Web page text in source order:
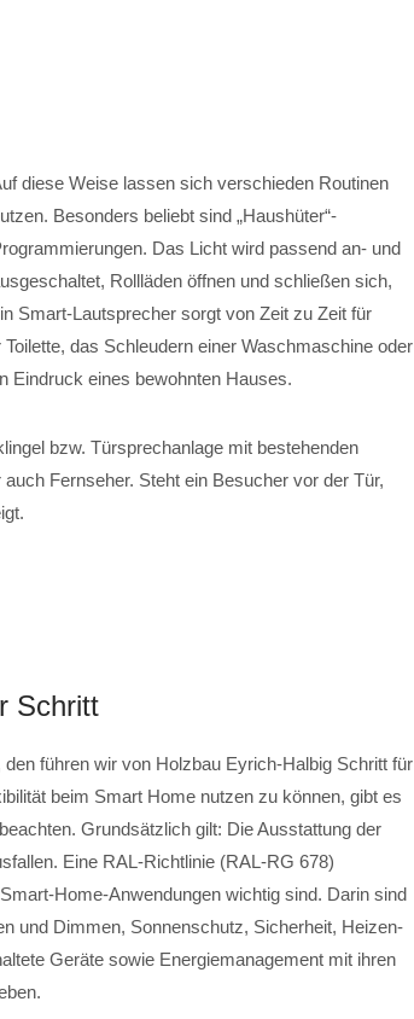
diese Weise lassen sich verschieden Routinen
Besonders beliebt sind „Haushüter“-
Das Licht wird passend an- und
Rollläden öffnen und schließen sich,
Smart-Lautsprecher sorgt von Zeit zu Zeit für
das Schleudern einer Waschmaschine oder
Eindruck eines bewohnten Hauses.
bzw. Türsprechanlage mit bestehenden
Fernseher. Steht ein Besucher vor der Tür,
Schritt
führen wir von Holzbau Eyrich-Halbig Schritt für
beim Smart Home nutzen zu können, gibt es
Grundsätzlich gilt: Die Ausstattung der
Eine RAL-Richtlinie (RAL-RG 678)
Home-Anwendungen wichtig sind. Darin sind
und Dimmen, Sonnenschutz, Sicherheit, Heizen-
Geräte sowie Energiemanagement mit ihren